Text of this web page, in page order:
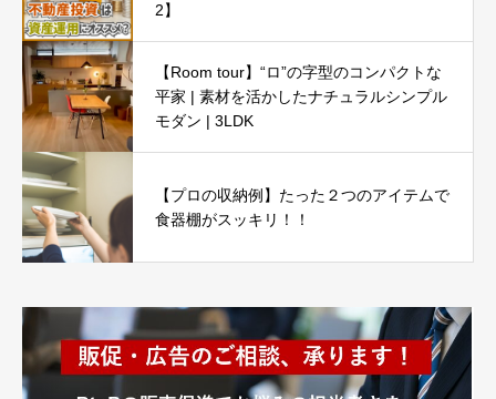
2】
【Room tour】“ロ”の字型のコンパクトな
平家 | 素材を活かしたナチュラルシンプル
モダン | 3LDK
【プロの収納例】たった２つのアイテムで
食器棚がスッキリ！！